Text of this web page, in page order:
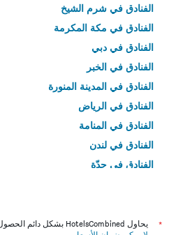
الفنادق في شرم الشيخ
الفنادق في مكة المكرمة
الفنادق في دبي
الفنادق في الخبر
الفنادق في المدينة المنورة
الفنادق في الرياض
الفنادق في المنامة
الفنادق في لندن
الفنادق في جدّة
*
يحاول HotelsCombined بشكل دائم الحصول على الأسعار الدقيقة، ولكن